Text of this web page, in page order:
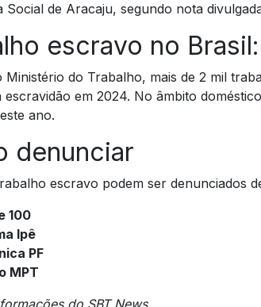
Social de Aracaju, segundo nota
escravo no
Ministério do Trabalho, mais de 2 mil
escravidão em 2024. No âmbito
ano.
denunciar
escravo podem ser denunciados
100
Ipê
PF
MPT